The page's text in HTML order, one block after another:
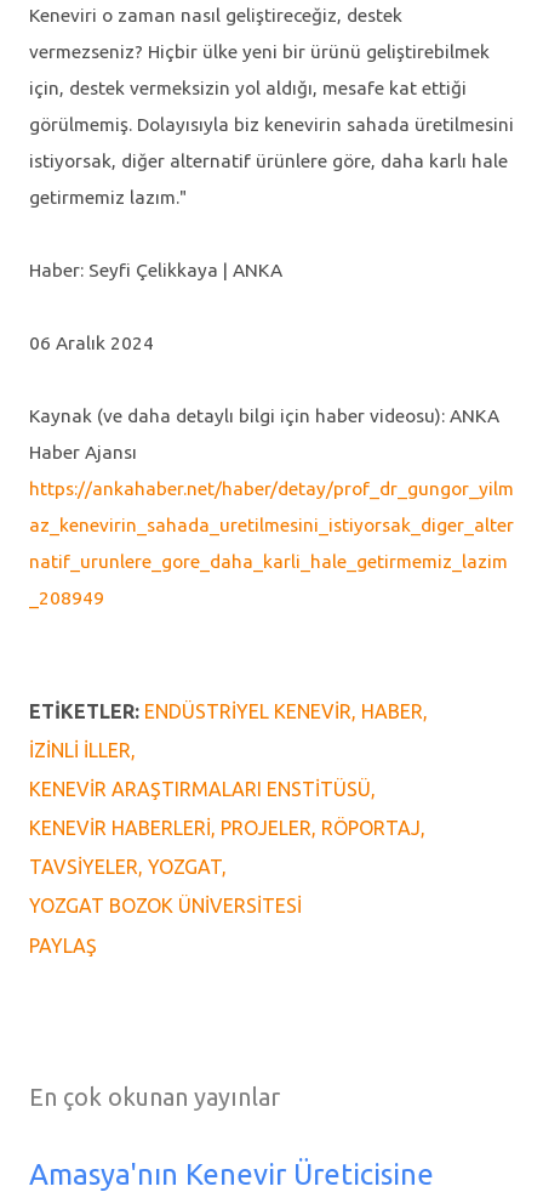
Keneviri o zaman nasıl geliştireceğiz, destek
vermezseniz? Hiçbir ülke yeni bir ürünü geliştirebilmek
için, destek vermeksizin yol aldığı, mesafe kat ettiği
görülmemiş. Dolayısıyla biz kenevirin sahada üretilmesini
istiyorsak, diğer alternatif ürünlere göre, daha karlı hale
getirmemiz lazım."
Haber: Seyfi Çelikkaya | ANKA
06 Aralık 2024
Kaynak (ve daha detaylı bilgi için haber videosu): ANKA
Haber Ajansı
https://ankahaber.net/haber/detay/prof_dr_gungor_yilm
az_kenevirin_sahada_uretilmesini_istiyorsak_diger_alter
natif_urunlere_gore_daha_karli_hale_getirmemiz_lazim
_208949
ETIKETLER: ENDÜSTRIYEL KENEVIR HABER
İZINLI İLLER
KENEVIR ARAŞTIRMALARI ENSTITÜSÜ
KENEVIR HABERLERI PROJELER RÖPORTAJ
TAVSIYELER YOZGAT
YOZGAT BOZOK ÜNIVERSITESI
PAYLAŞ
En çok okunan yayınlar
Amasya'nın Kenevir Üreticisine